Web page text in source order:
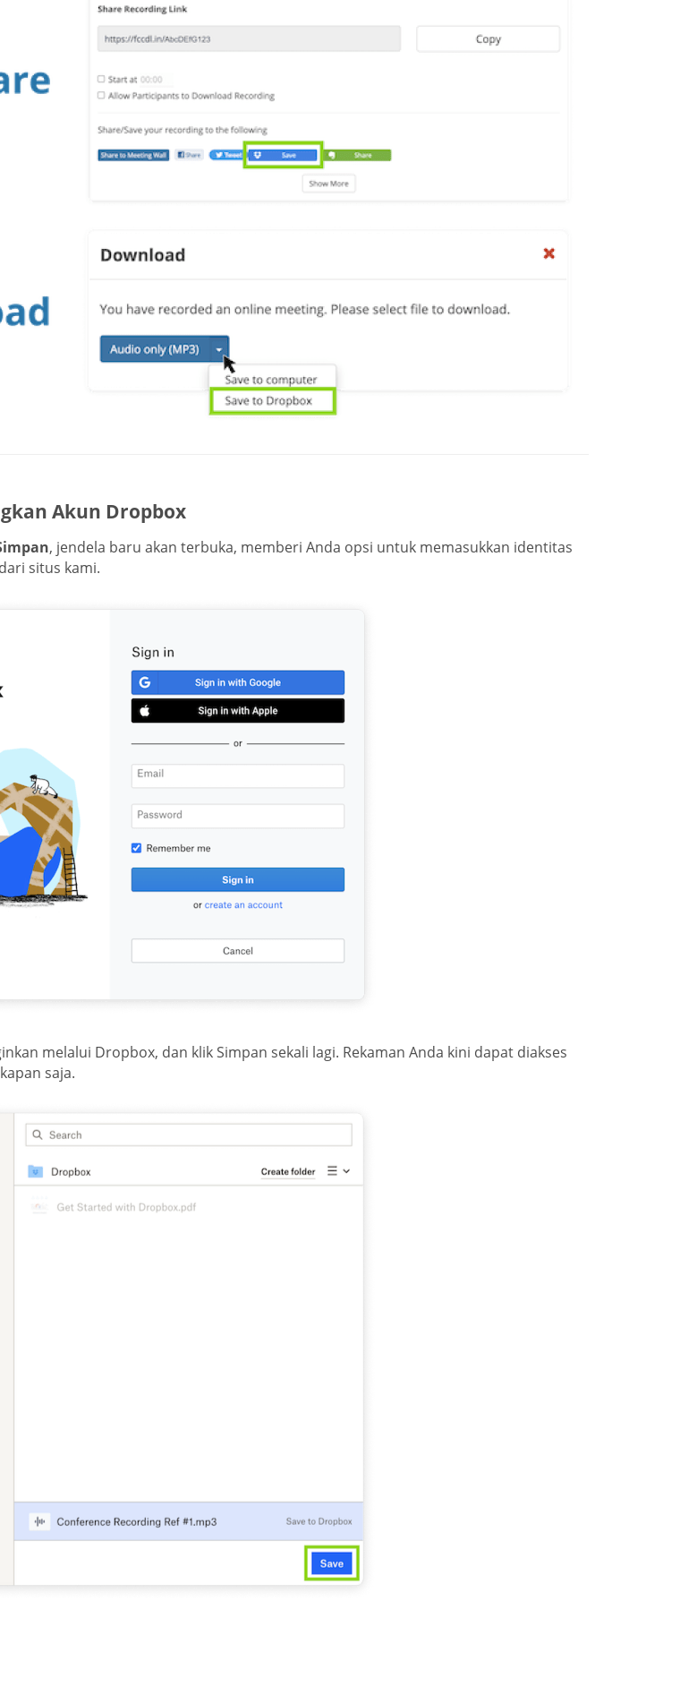
Akun Dropbox
, jendela baru akan terbuka, memberi Anda opsi untuk memasukkan identitas
situs kami.
melalui Dropbox, dan klik Simpan sekali lagi. Rekaman Anda kini dapat diakses
saja.